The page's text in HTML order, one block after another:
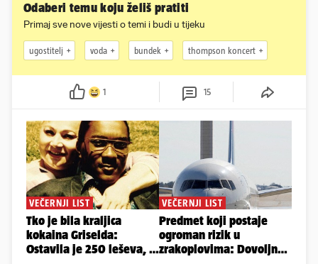
Odaberi temu koju želiš pratiti
Primaj sve nove vijesti o temi i budi u tijeku
ugostitelj voda bundek thompson koncert
1 15